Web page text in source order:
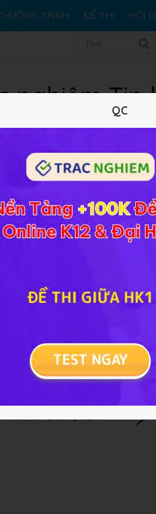
TRÌNH ĐỀ THI HỎI
nghiệm Tin
sách mớiKết nối tri thứcvà
chi tiết, qua đó, giúp các
giúp ích cho các em củng
nghiệm.
tri thức
Trình Cũ
Tin học 10
bằng cách
tập thật tốt.Các em hãy
phần quà có giá trị từ
QC